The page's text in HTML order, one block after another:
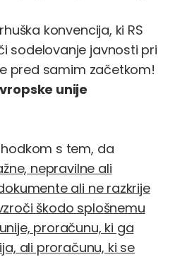
konvencija, ki RS
sodelovanje javnosti pri
pred samim začetkom!
unije
s tem, da
nepravilne ali
ali ne razkrije
škodo splošnemu
proračunu, ki ga
ali proračunu, ki se